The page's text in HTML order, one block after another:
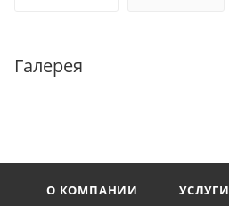
Галерея
О КОМПАНИИ УСЛУГИ